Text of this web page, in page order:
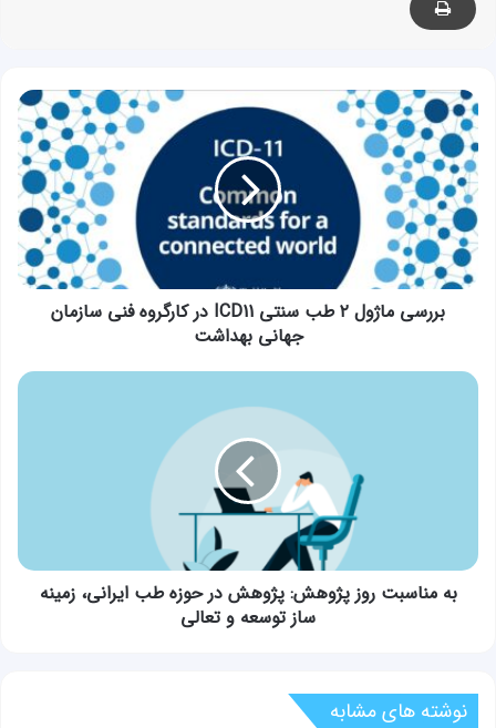
بررسی
ماژول
۲
طب
سنتی
ICD11
در
کارگروه
فنی
سازمان
بررسی ماژول ۲ طب سنتی ICD11 در کارگروه فنی سازمان
جهانی بهداشت
به
ایرانی،
زمینهبه مناسبت روز پژوهش: پژوهش در حوزه طب ایرانی، زمینه
ساز توسعه و تعالی
نوشته های مشابه